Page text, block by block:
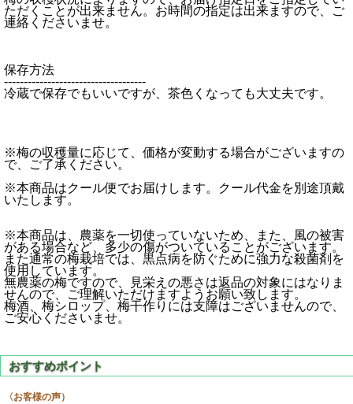
ただくことが出来ません。お時間の指定は出来ますので、ご
連絡くださいませ。
保存方法
------------------------------------
冷蔵で保存でもいいですが、茶色くなっても大丈夫です。
※梅の収穫量に応じて、価格が変動する場合がございますの
で、ご了承ください。
※本商品はクール便でお届けします。クール代金を別途頂戴
いたします。
※本商品は、農薬を一切使っていないため、また、風の被害
がある場合など、多少の傷がついていることがございます。
また通常の梅栽培では、黒点病を防ぐために強力な殺菌剤を
使用しています。
無農薬の梅ですので、見栄えの悪さは返品の対象にはなりま
せんので、ご理解いただけますようお願い致します。
梅酒、梅シロップ、梅干作りには支障はございませんので、
ご安心くださいませ。
〈お客様の声）